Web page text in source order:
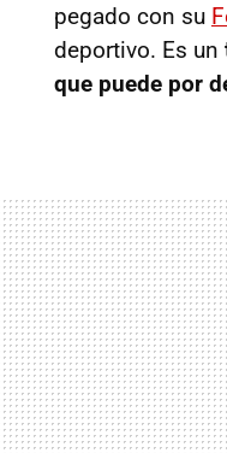
pegado con su
deportivo. Es un
que puede por